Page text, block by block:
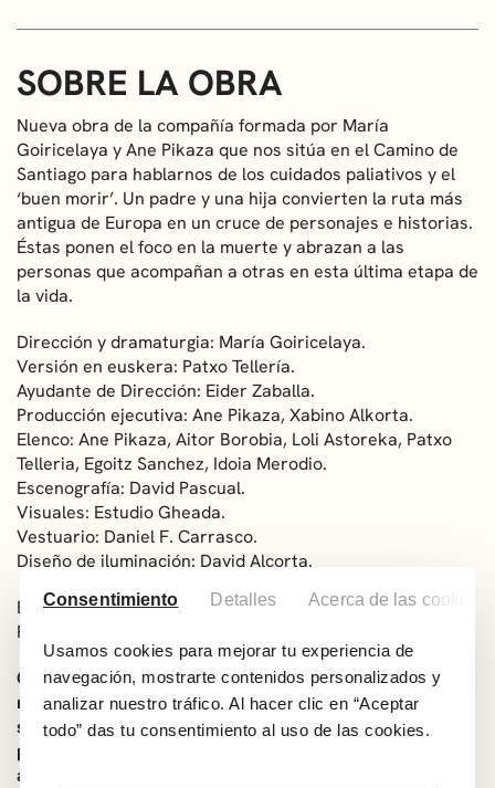
Consentimiento Detalles Acerca de las cookies
Usamos cookies para mejorar tu experiencia de
navegación, mostrarte contenidos personalizados y
analizar nuestro tráfico. Al hacer clic en “Aceptar
todo” das tu consentimiento al uso de las cookies.
SOBRE LA OBRA
Nueva obra de la compañía formada por María
Goiricelaya y Ane Pikaza que nos sitúa en el Camino de
Santiago para hablarnos de los cuidados paliativos y el
‘buen morir’. Un padre y una hija convierten la ruta más
antigua de Europa en un cruce de personajes e historias.
Éstas ponen el foco en la muerte y abrazan a las
personas que acompañan a otras en esta última etapa de
la vida.
Dirección y dramaturgia: María Goiricelaya.
Versión en euskera: Patxo Tellería.
Ayudante de Dirección: Eider Zaballa.
Producción ejecutiva: Ane Pikaza, Xabino Alkorta.
Elenco: Ane Pikaza, Aitor Borobia, Loli Astoreka, Patxo
Telleria, Egoitz Sanchez, Idoia Merodio.
Escenografía: David Pascual.
Visuales: Estudio Gheada.
Vestuario: Daniel F. Carrasco.
Diseño de iluminación: David Alcorta.
Espacio sonoro: Ibon Aguirre.
Producción: La Dramática Errante.
Obra accesible: El espectáculo contará con butacas
reservadas para personas con discapacidad sensorial y
sus acompañantes. Medidas: Audio descripción,
proyección de subtítulos, bucle magnético y sonido
amplificado.